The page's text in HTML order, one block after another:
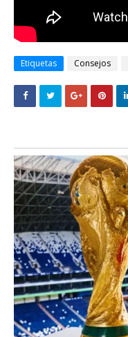
Etiquetas Consejos